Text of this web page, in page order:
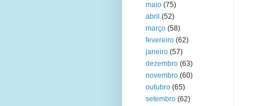
maio (75)
abril (52)
março (58)
fevereiro (62)
janeiro (57)
dezembro (63)
novembro (60)
outubro (65)
setembro (62)